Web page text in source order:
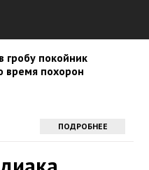
покойник
время похорон
ПОДРОБНЕЕ